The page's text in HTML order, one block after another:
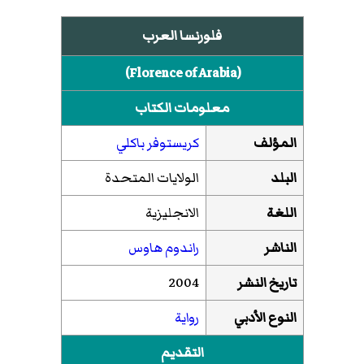
فلورنسا العرب
(
Florence of Arabia
)‏
معلومات الكتاب
المؤلف
كريستوفر باكلي
البلد
الولايات المتحدة
اللغة
الانجليزية
الناشر
راندوم هاوس
تاريخ النشر
2004
النوع الأدبي
رواية
التقديم